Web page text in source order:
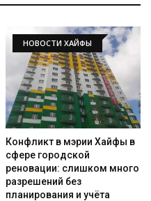
НОВОСТИ ХАЙФЫ
Конфликт в мэрии Хайфы в
сфере городской
реновации: слишком много
разрешений без
планирования и учёта